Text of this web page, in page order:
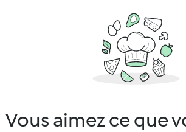
Vous aimez ce que